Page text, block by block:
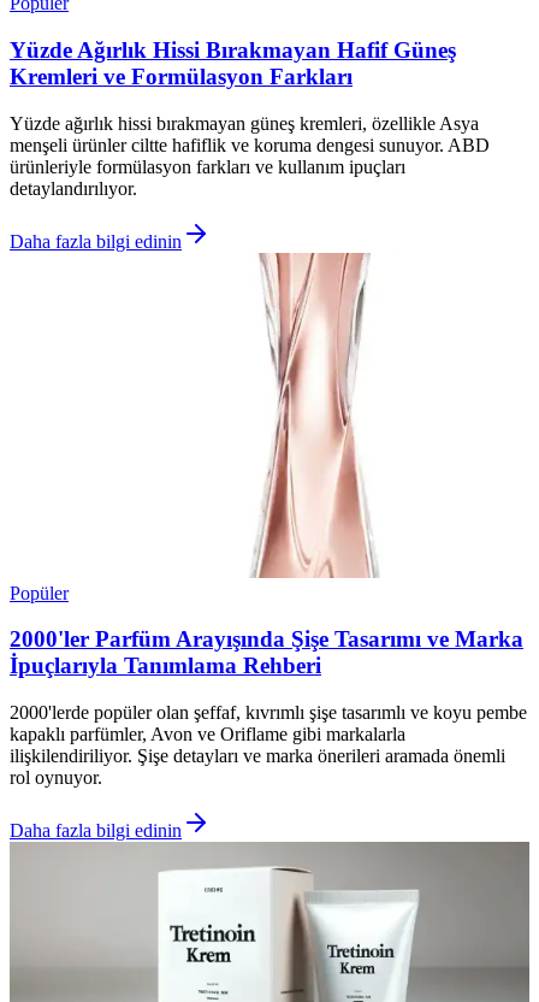
Yüzde Ağırlık Hissi Bırakmayan Hafif Güneş
Kremleri ve Formülasyon Farkları
Yüzde ağırlık hissi bırakmayan güneş kremleri, özellikle Asya
menşeli ürünler ciltte hafiflik ve koruma dengesi sunuyor. ABD
ürünleriyle formülasyon farkları ve kullanım ipuçları
detaylandırılıyor.
Daha fazla bilgi edinin
Popüler
2000'ler Parfüm Arayışında Şişe Tasarımı ve Marka
İpuçlarıyla Tanımlama Rehberi
2000'lerde popüler olan şeffaf, kıvrımlı şişe tasarımlı ve koyu pembe
kapaklı parfümler, Avon ve Oriflame gibi markalarla
ilişkilendiriliyor. Şişe detayları ve marka önerileri aramada önemli
rol oynuyor.
Daha fazla bilgi edinin